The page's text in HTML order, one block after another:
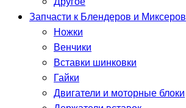
Запчасти к Блендеров и Миксеров
Ножки
Венчики
Вставки шинковки
Гайки
Двигатели и моторные блоки